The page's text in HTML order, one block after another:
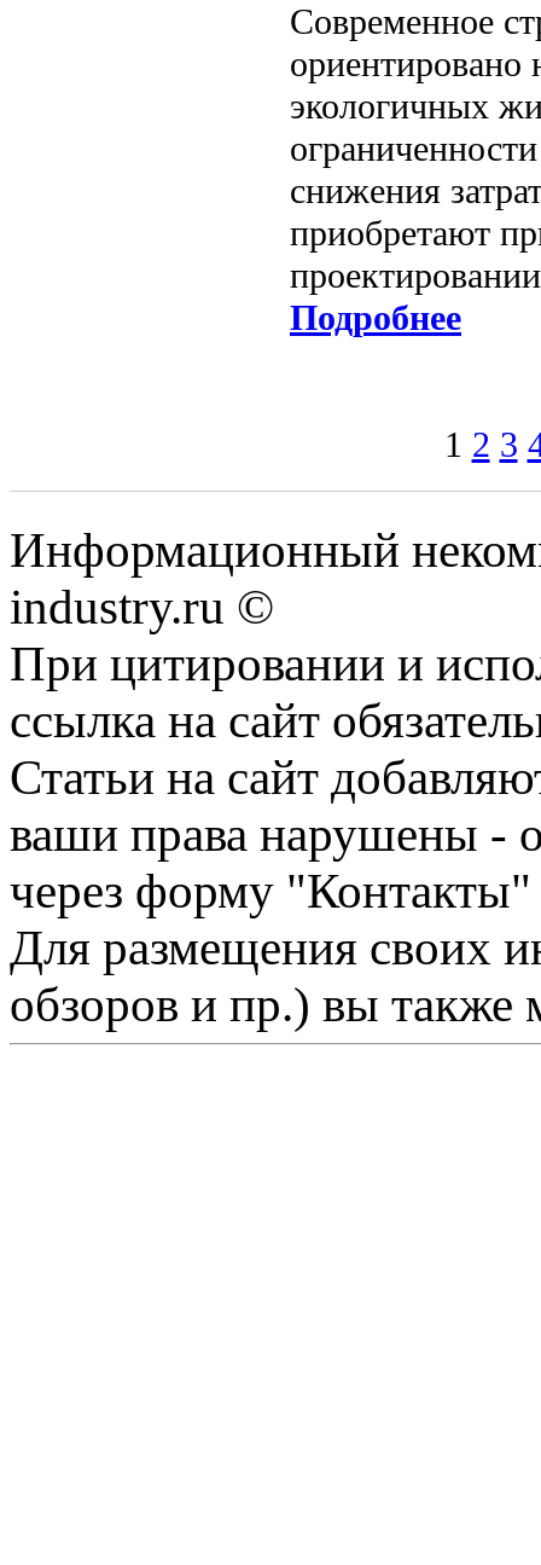
Современное
ориентировано
экологичных
снижения
приобретают
Подробнее
1 2 3
Информационный
industry.ru ©
При цитировании и
ссылка на сайт
Статьи на сайт
ваши права нарушены -
через форму "Контакты"
Для размещения своих
обзоров и пр.) вы также